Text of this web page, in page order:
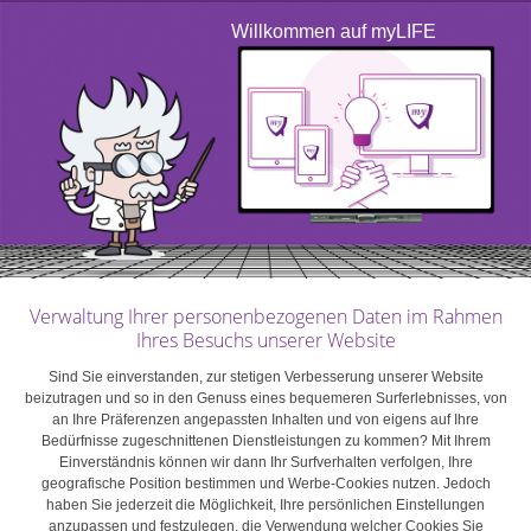
Essen zum Mitnehmen bestellen, ist die direkte Zahlung
immer noch die bevorzugte Methode. Anstatt mit Bargeld
zu hantieren oder Ihren PIN-Code einzugeben, ziehen
Sie es möglicherweise vor,kontaktlos zu bezahlen
Diese Option wird seit einigen Jahren für alle Kredit- und
Debitkarten in Luxemburg angeboten und hat in der
Krise einen regelrechten Boom erlebt. Dank der
Erhöhung des Limits für kontaktlose Zahlungen können
Sie jetzt Transaktionen in Höhe von bis zu 50 Euro
der Krise). Fast 70 % der Kartenzahlungen in Luxemburg
Der kumulierte Betrag und die Anzahl der kontaktlosen
Zahlungen, die innerhalb eines bestimmten Zeitraums
nacheinander ausgeführt werden können, sind jedoch
begrenzt. Bei darüber hinausgehenden Transaktionen
Willkommen auf myLIFE
Verwaltung Ihrer personenbezogenen Daten im Rahmen
Ihres Besuchs unserer Website
Sind Sie einverstanden, zur stetigen Verbesserung unserer Website
beizutragen und so in den Genuss eines bequemeren Surferlebnisses, von
an Ihre Präferenzen angepassten Inhalten und von eigens auf Ihre
Bedürfnisse zugeschnittenen Dienstleistungen zu kommen? Mit Ihrem
Einverständnis können wir dann Ihr Surfverhalten verfolgen, Ihre
geografische Position bestimmen und Werbe-Cookies nutzen. Jedoch
haben Sie jederzeit die Möglichkeit, Ihre persönlichen Einstellungen
anzupassen und festzulegen, die Verwendung welcher Cookies Sie